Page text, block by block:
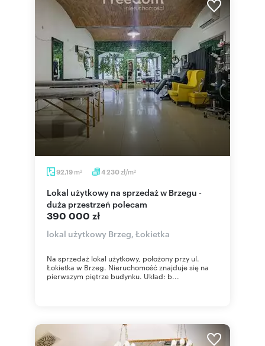
92,19 m2 4 230zł/m2
Lokal użytkowy na sprzedaż w Brzegu -
duża przestrzeń polecam
390 000 zł
lokal użytkowy Brzeg, Łokietka
Na sprzedaż lokal użytkowy, położony przy ul.
Łokietka w Brzeg. Nieruchomość znajduje się na
pierwszym piętrze budynku. Układ: b...